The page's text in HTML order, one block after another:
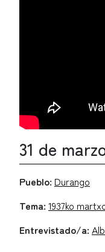
31 de
Pueblo: Durango
Tema: 1937ko
Entrevistado/a: